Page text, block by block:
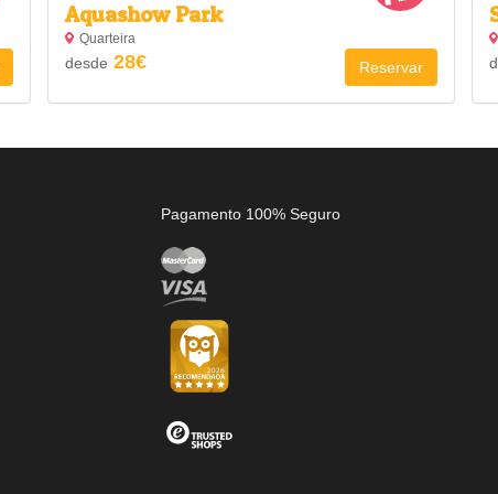
Aquashow Park
Quarteira
desde 28€ Reservar
Pagamento 100% Seguro